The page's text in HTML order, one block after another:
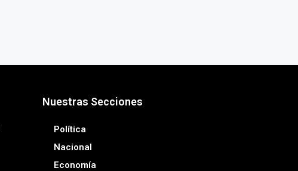
Nuestras Secciones
Política
Nacional
Economía